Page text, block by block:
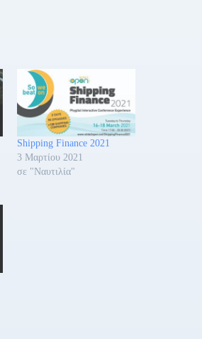
Shipping Finance 2021
3 Μαρτίου 2021
σε "Ναυτιλία"